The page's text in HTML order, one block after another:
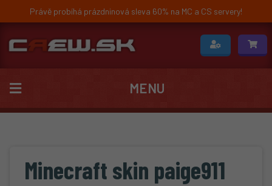
Právě probíhá prázdninová sleva 60% na MC a CS servery!
MENU
Minecraft skin paige911